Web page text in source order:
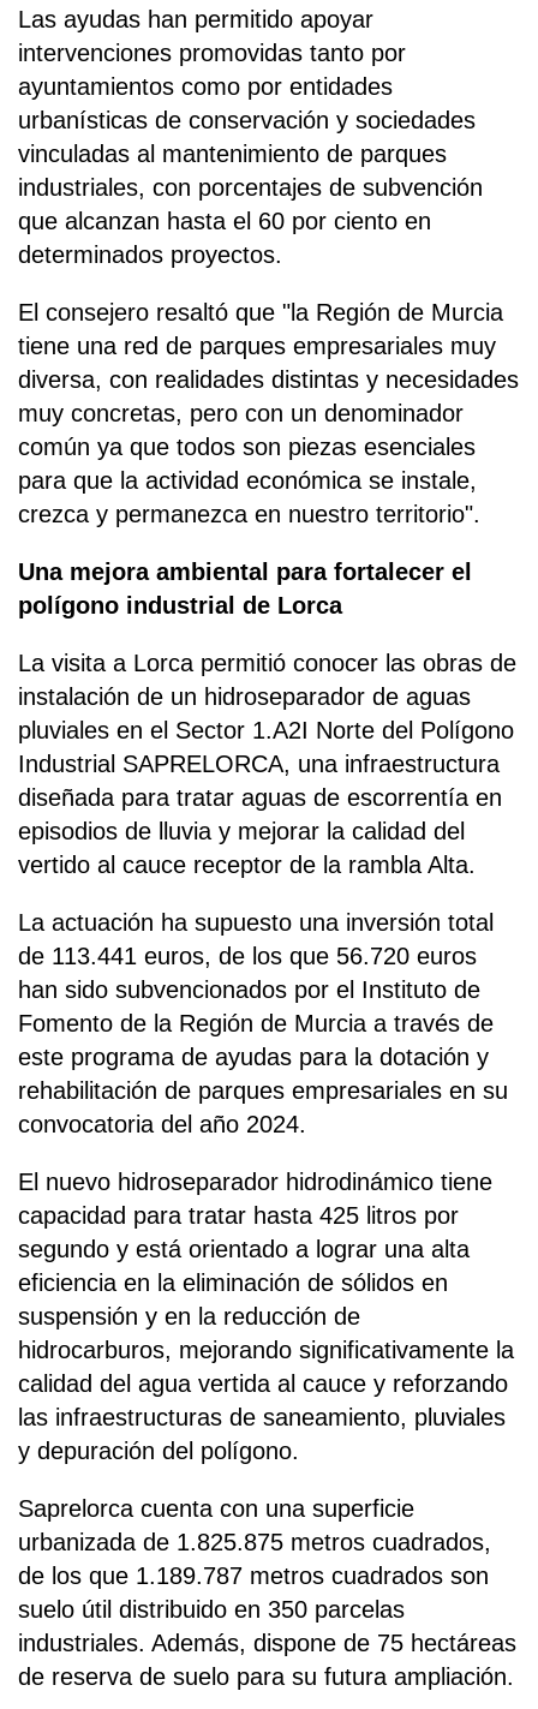
Las ayudas han permitido apoyar
intervenciones promovidas tanto por
ayuntamientos como por entidades
urbanísticas de conservación y sociedades
vinculadas al mantenimiento de parques
industriales, con porcentajes de subvención
que alcanzan hasta el 60 por ciento en
determinados proyectos.
El consejero resaltó que "la Región de Murcia
tiene una red de parques empresariales muy
diversa, con realidades distintas y necesidades
muy concretas, pero con un denominador
común ya que todos son piezas esenciales
para que la actividad económica se instale,
crezca y permanezca en nuestro territorio".
Una mejora ambiental para fortalecer el
polígono industrial de Lorca
La visita a Lorca permitió conocer las obras de
instalación de un hidroseparador de aguas
pluviales en el Sector 1.A2I Norte del Polígono
Industrial SAPRELORCA, una infraestructura
diseñada para tratar aguas de escorrentía en
episodios de lluvia y mejorar la calidad del
vertido al cauce receptor de la rambla Alta.
La actuación ha supuesto una inversión total
de 113.441 euros, de los que 56.720 euros
han sido subvencionados por el Instituto de
Fomento de la Región de Murcia a través de
este programa de ayudas para la dotación y
rehabilitación de parques empresariales en su
convocatoria del año 2024.
El nuevo hidroseparador hidrodinámico tiene
capacidad para tratar hasta 425 litros por
segundo y está orientado a lograr una alta
eficiencia en la eliminación de sólidos en
suspensión y en la reducción de
hidrocarburos, mejorando significativamente la
calidad del agua vertida al cauce y reforzando
las infraestructuras de saneamiento, pluviales
y depuración del polígono.
Saprelorca cuenta con una superficie
urbanizada de 1.825.875 metros cuadrados,
de los que 1.189.787 metros cuadrados son
suelo útil distribuido en 350 parcelas
industriales. Además, dispone de 75 hectáreas
de reserva de suelo para su futura ampliación.